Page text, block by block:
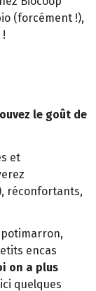
(forcément !),
le goût de
et
réconfortants,
encas
on a plus
quelques